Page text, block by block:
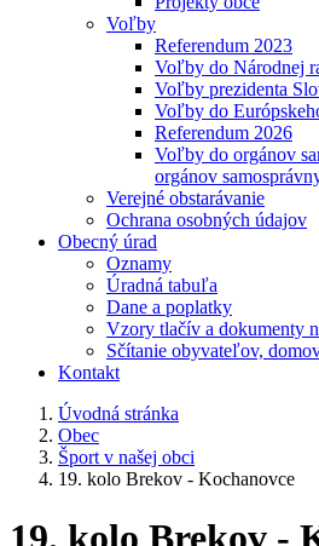
Voľby
Referendum 2023
Voľby do Národnej
Voľby prezidenta
Voľby do
Referendum 2026
Voľby do orgánov
orgánov
Verejné obstarávanie
Ochrana osobných údajov
Obecný úrad
Oznamy
Úradná tabuľa
Dane a poplatky
Vzory tlačív a dokumenty
Sčítanie obyvateľov,
Kontakt
Úvodná stránka
Obec
Šport v našej obci
19. kolo Brekov - Kochanovce